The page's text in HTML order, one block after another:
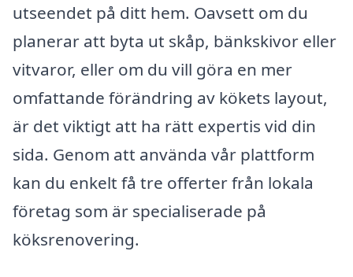
utseendet på ditt hem. Oavsett om du
planerar att byta ut skåp, bänkskivor eller
vitvaror, eller om du vill göra en mer
omfattande förändring av kökets layout,
är det viktigt att ha rätt expertis vid din
sida. Genom att använda vår plattform
kan du enkelt få tre offerter från lokala
företag som är specialiserade på
köksrenovering.